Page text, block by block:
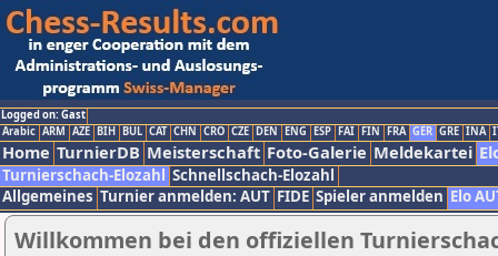
Logged on: Gast
Arabic ARM AZE BIH BUL CAT CHN CRO CZE DEN ENG ESP FAI FIN FRA GER GRE INA
Home TurnierDB Meisterschaft Foto-Galerie Meldekartei
Turnierschach-Elozahl Schnellschach-Elozahl
Allgemeines Turnier anmelden: AUT FIDE Spieler anmelden Elo
Willkommen bei den offiziellen